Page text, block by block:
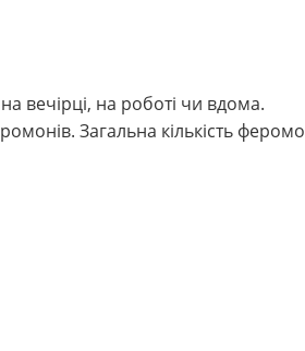
вечірці, на роботі чи вдома.
Загальна кількість